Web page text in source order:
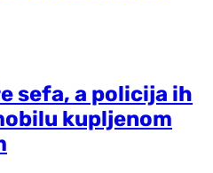
sefa, a policija ih
kupljenom